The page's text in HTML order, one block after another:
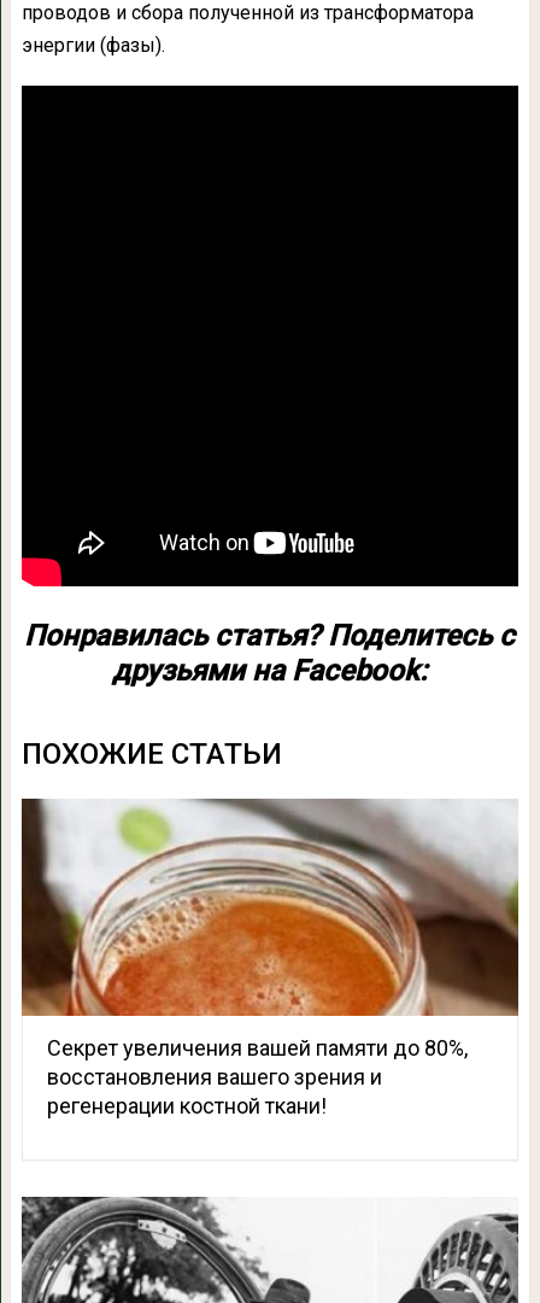
проводов и сбора полученной из трансформатора
энергии (фазы).
Понравилась статья? Поделитесь с
друзьями на Facebook:
ПОХОЖИЕ СТАТЬИ
Секрет увеличения вашей памяти до 80%,
восстановления вашего зрения и
регенерации костной ткани!